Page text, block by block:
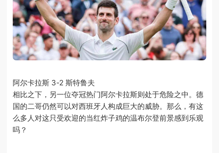
阿尔卡拉斯 3-2 斯特鲁夫
相比之下，另一位夺冠热门阿尔卡拉斯则处于危险之中。德
国的二哥仍然可以对西班牙人构成巨大的威胁。那么，有这
么多人对这只受欢迎的当红炸子鸡的温布尔登前景感到乐观
吗？